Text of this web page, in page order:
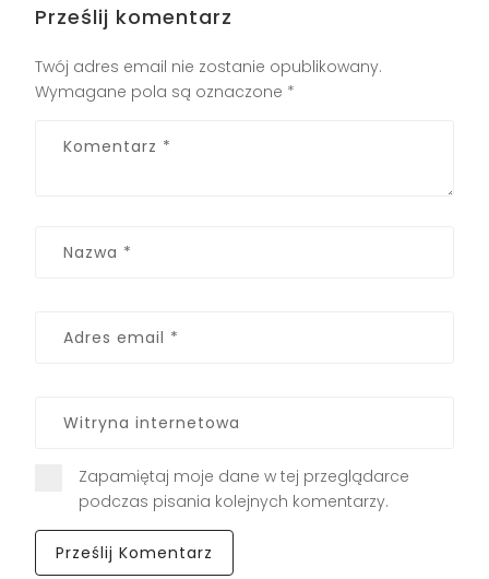
Prześlij komentarz
Twój adres email nie zostanie opublikowany.
Wymagane pola są oznaczone *
Zapamiętaj moje dane w tej przeglądarce
podczas pisania kolejnych komentarzy.